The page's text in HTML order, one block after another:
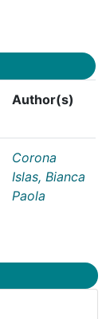
Author(s)
Corona
Islas, Bianca
Paola